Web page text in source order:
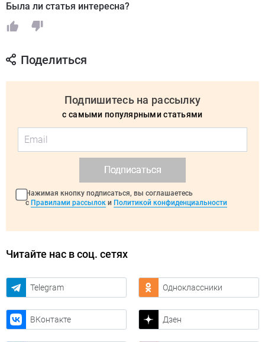
Была ли статья интересна?
Поделиться
Подпишитесь на рассылку
с самыми популярными статьями
Подписаться
Нажимая кнопку подписаться, вы соглашаетесь
с Правилами рассылок и Политикой конфиденциальности
Читайте нас в соц. сетях
Telegram Одноклассники
ВКонтакте Дзен